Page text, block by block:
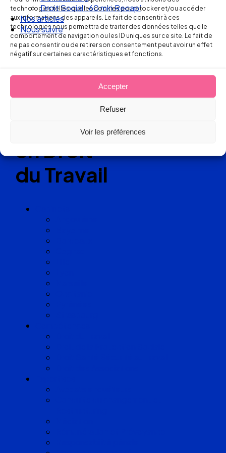
technologies telles que les cookies pour stocker et/ou accéder
aux informations des appareils. Le fait de consentir à ces
technologies nous permettra de traiter des données telles que le
comportement de navigation ou les ID uniques sur ce site. Le fait de
ne pas consentir ou de retirer son consentement peut avoir un effet
négatif sur certaines caractéristiques et fonctions.
Accepter
Refuser
Voir les préférences
Droit Social : 60 min Recap’
Nos articles
Nous suivre
Ellipse Avocats
Réseau
de cabinets
d’avocats
experts
en Droit
du Travail